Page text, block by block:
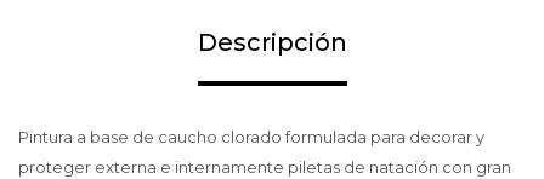
Descripción
Pintura a base de caucho clorado formulada para decorar y
proteger externa e internamente piletas de natación con gran